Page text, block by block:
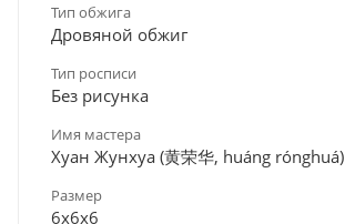
Тип обжига
Дровяной обжиг
Тип росписи
Без рисунка
Имя мастера
Хуан Жунхуа (黄荣华, huáng rónghuá)
Размер
6х6х6